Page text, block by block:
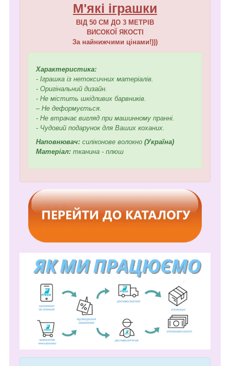
М'які іграшки
ВІД 50 СМ ДО 3 МЕТРІВ
ВИСОКОЇ ЯКОСТІ
За найнижчими цінами!)))
Характеристика:
- Іграшка із нетоксичних матеріалів.
- Оригінальний дизайн.
- Не містить шкідливих барвників.
– Не деформується.
- Не втрачає вигляд при машинному пранні.
- Чудовий подарунок для Ваших коханих.
Наповнювач: силіконове волокно (Україна)
Матеріал: тканина - плюш